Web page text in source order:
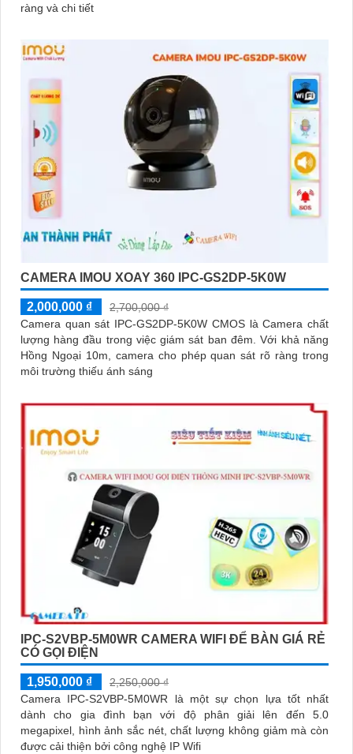
ràng và chi tiết
CAMERA IMOU XOAY 360 IPC-GS2DP-5K0W
2,000,000 ₫
2,700,000 ₫
Camera quan sát IPC-GS2DP-5K0W CMOS là Camera chất
lượng hàng đầu trong việc giám sát ban đêm. Với khả năng
Hồng Ngoại 10m, camera cho phép quan sát rõ ràng trong
môi trường thiếu ánh sáng
IPC-S2VBP-5M0WR CAMERA WIFI ĐỂ BÀN GIÁ RẺ
CÓ GỌI ĐIỆN
1,950,000 ₫
2,250,000 ₫
Camera IPC-S2VBP-5M0WR là một sự chọn lựa tốt nhất
dành cho gia đình bạn với độ phân giải lên đến 5.0
megapixel, hình ảnh sắc nét, chất lượng không giảm mà còn
được cải thiện bởi công nghệ IP Wifi